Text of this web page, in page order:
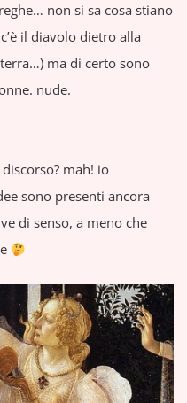
non si sa cosa stiano
il diavolo dietro alla
ma di certo sono
nude.
mah! io
sono presenti ancora
di senso, a meno che